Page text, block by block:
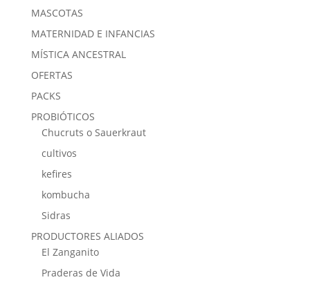
MASCOTAS
MATERNIDAD E INFANCIAS
MÍSTICA ANCESTRAL
OFERTAS
PACKS
PROBIÓTICOS
Chucruts o Sauerkraut
cultivos
kefires
kombucha
Sidras
PRODUCTORES ALIADOS
El Zanganito
Praderas de Vida